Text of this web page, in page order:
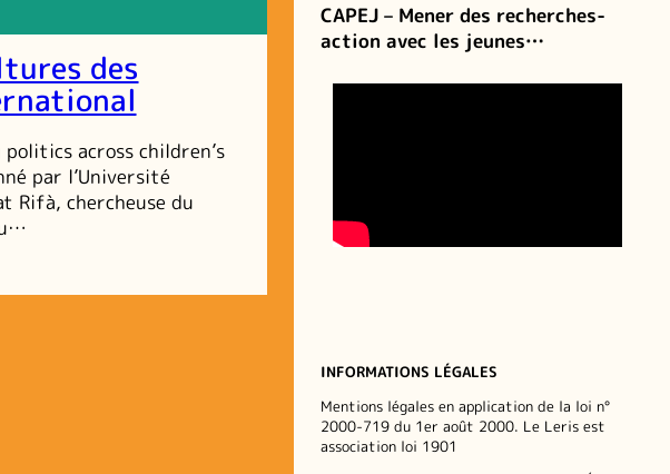
des
politics across children’s
par l’Université
Rifà, chercheuse du
CAPEJ – Mener des recherches-
action avec les jeunes…
INFORMATIONS LÉGALES
Mentions légales en application de la loi n°
2000-719 du 1er août 2000. Le Leris est
association loi 1901